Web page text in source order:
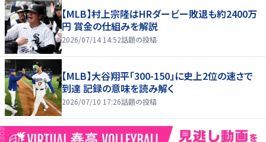
【MLB】村上宗隆はHRダービー敗退も約2400万
円 賞金の仕組みを解説
2026/07/14 14:52話題の投稿
【MLB】大谷翔平「300-150」に史上2位の速さで
到達 記録の意味を読み解く
2026/07/10 17:26話題の投稿